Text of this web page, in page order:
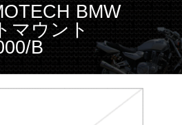
BMW
マウント
B